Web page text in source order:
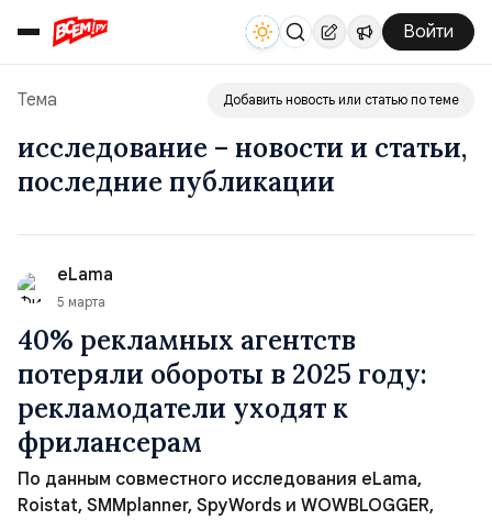
Войти
Тема Добавить новость или статью по теме
исследование – новости и статьи,
последние публикации
eLama
5 марта
40% рекламных агентств
потеряли обороты в 2025 году:
рекламодатели уходят к
фрилансерам
По данным совместного исследования eLama,
Roistat, SMMplanner, SpyWords и WOWBLOGGER,